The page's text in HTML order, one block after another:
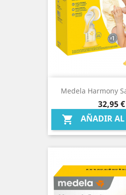
Medela Harmony
Precio
32,95 €
 AÑADIR AL